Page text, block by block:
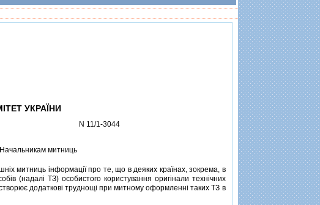
УКРАЇНИ
N 11/1-3044
Начальникам митниць
митниць iнформацiї про те, що в деяких країнах, зокрема, в
(надалi ТЗ) особистого користування оригiнали технiчних
додатковi труднощi при митному оформленнi таких ТЗ в